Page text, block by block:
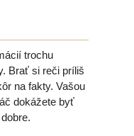
trochu
Brať si reči príliš
na fakty. Vašou
dokážete byť